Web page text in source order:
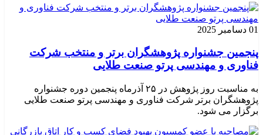
01 دسامبر 2025
پنجمین جشنواره پژوهشگران برتر و منتخب شرکت
فناوری و مهندسی پرتو صنعت طلایی
به مناسبت روز پژوهش در ۲۵ آذرماه پنجمین دوره جشنواره
پژوهشگران برتر شرکت فناوری و مهندسی پرتو صنعت طلایی
برگزار می شود.